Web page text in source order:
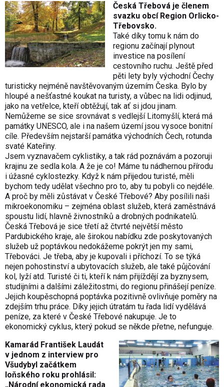
Česká Třebová je členem
svazku obcí Region Orlicko-
Třebovsko.
Také díky tomu k nám do
regionu začínají plynout
investice na posílení
cestovního ruchu. Ještě před
pěti lety byly východní Čechy
turisticky nejméně navštěvovaným územím Česka. Bylo by
hloupé a nešťastné koukat na turisty, a vůbec na lidi odjinud,
jako na vetřelce, kteří obtěžují, tak ať si jdou jinam.
Nemůžeme se sice srovnávat s vedlejší Litomyšlí, která má
památky UNESCO, ale i na našem území jsou vysoce bonitní
cíle. Především nejstarší památka východních Čech, rotunda
svaté Kateřiny.
Jsem vyznavačem cyklistiky, a tak rád poznávám a pozoruji
krajinu ze sedla kola. A že je co! Máme tu nádhernou přírodu
i úžasné cyklostezky. Když k nám přijedou turisté, měli
bychom tedy udělat všechno pro to, aby tu pobyli co nejdéle.
A proč by měli zůstávat v České Třebové? Aby posílili naši
mikroekonomiku – zejména oblast služeb, která zaměstnává
spoustu lidí, hlavně živnostníků a drobných podnikatelů.
Česká Třebová je sice třetí až čtvrté největší město
Pardubického kraje, ale širokou nabídku zde poskytovaných
služeb už poptávkou nedokážeme pokrýt jen my sami,
Třebováci. Je třeba, aby je kupovali i příchozí. To se týká
nejen pohostinství a ubytovacích služeb, ale také půjčování
kol, lyží atd. Turisté či ti, kteří k nám přijíždějí za byznysem,
studijními a dalšími záležitostmi, do regionu přinášejí peníze.
Jejich koupěschopná poptávka pozitivně ovlivňuje poměry na
zdejším trhu práce. Díky jejich útratám tu řada lidí vydělává
peníze, za které v České Třebové nakupuje. Je to
ekonomický cyklus, který pokud se někde přetne, nefunguje.
Kamarád František Laudát
v jednom z interview pro
Všudybyl začátkem
loňského roku prohlásil:
„Národní ekonomická rada